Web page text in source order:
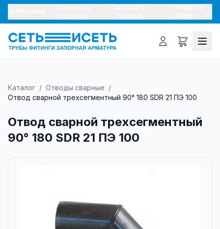
Каталог / Отводы сварные /
Отвод сварной трехсегментный 90° 180 SDR 21 ПЭ 100
Отвод сварной трехсегментный
90° 180 SDR 21 ПЭ 100